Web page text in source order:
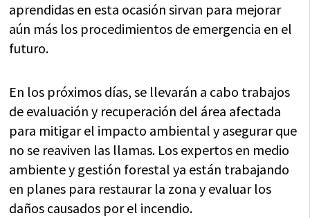
aprendidas en esta ocasión sirvan para mejorar
aún más los procedimientos de emergencia en el
futuro.
En los próximos días, se llevarán a cabo trabajos
de evaluación y recuperación del área afectada
para mitigar el impacto ambiental y asegurar que
no se reaviven las llamas. Los expertos en medio
ambiente y gestión forestal ya están trabajando
en planes para restaurar la zona y evaluar los
daños causados por el incendio.